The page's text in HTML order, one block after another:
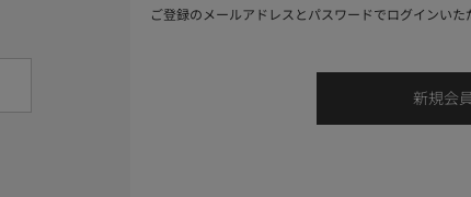
ご登録のメールアドレスとパスワードでログインい